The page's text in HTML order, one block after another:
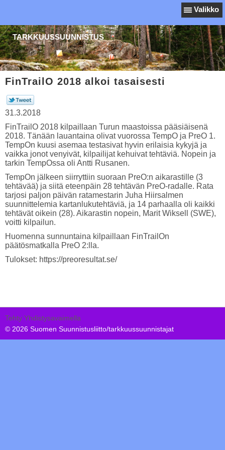
Valikko
TARKKUUSSUUNNISTUS
FinTrailO 2018 alkoi tasaisesti
31.3.2018
FinTrailO 2018 kilpaillaan Turun maastoissa pääsiäisenä
2018. Tänään lauantaina olivat vuorossa TempO ja PreO 1.
TempOn kuusi asemaa testasivat hyvin erilaisia kykyjä ja
vaikka jonot venyivät, kilpailijat kehuivat tehtäviä. Nopein ja
tarkin TempOssa oli Antti Rusanen.
TempOn jälkeen siirryttiin suoraan PreO:n aikarastille (3
tehtävää) ja siitä eteenpäin 28 tehtävän PreO-radalle. Rata
tarjosi paljon päivän ratamestarin Juha Hiirsalmen
suunnittelemia kartanlukutehtäviä, ja 14 parhaalla oli kaikki
tehtävät oikein (28). Aikarastin nopein, Marit Wiksell (SWE),
voitti kilpailun.
Huomenna sunnuntaina kilpaillaan FinTrailOn
päätösmatkalla PreO 2:lla.
Tulokset: https://preoresultat.se/
Tehty Yhdistysavaimella
© 2026 Suomen Suunnistusliitto/tarkkuussuunnistajat